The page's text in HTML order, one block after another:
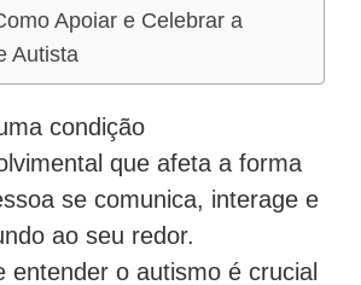
Apoiar e Celebrar a
Autista
condição
que afeta a forma
se comunica, interage e
ao seu redor.
entender o autismo é crucial